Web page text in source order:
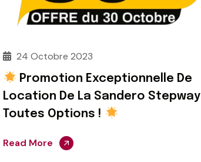
24 Octobre 2023
Promotion Exceptionnelle De
Location De La Sandero Stepway
Toutes Options !
Read More